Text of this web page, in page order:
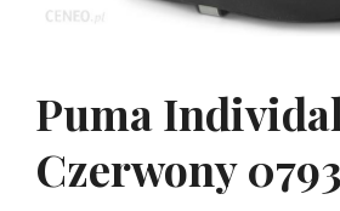
Puma
Czerwony